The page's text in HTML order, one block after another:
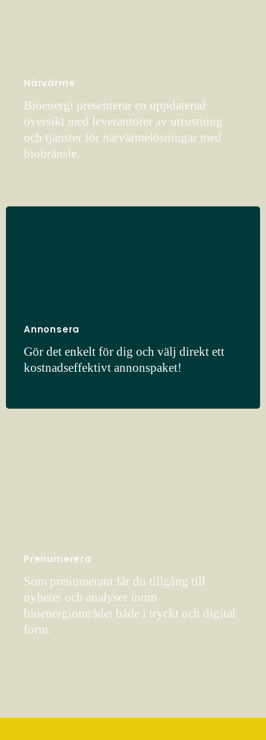
Närvärme
Bioenergi presenterar en uppdaterad
översikt med leverantörer av utrustning
och tjänster för närvärmelösningar med
biobränsle.
Annonsera
Gör det enkelt för dig och välj direkt ett
kostnadseffektivt annonspaket!
Prenumerera
Som prenumerant får du tillgång till
nyheter och analyser inom
bioenergiområdet både i tryckt och digital
form.